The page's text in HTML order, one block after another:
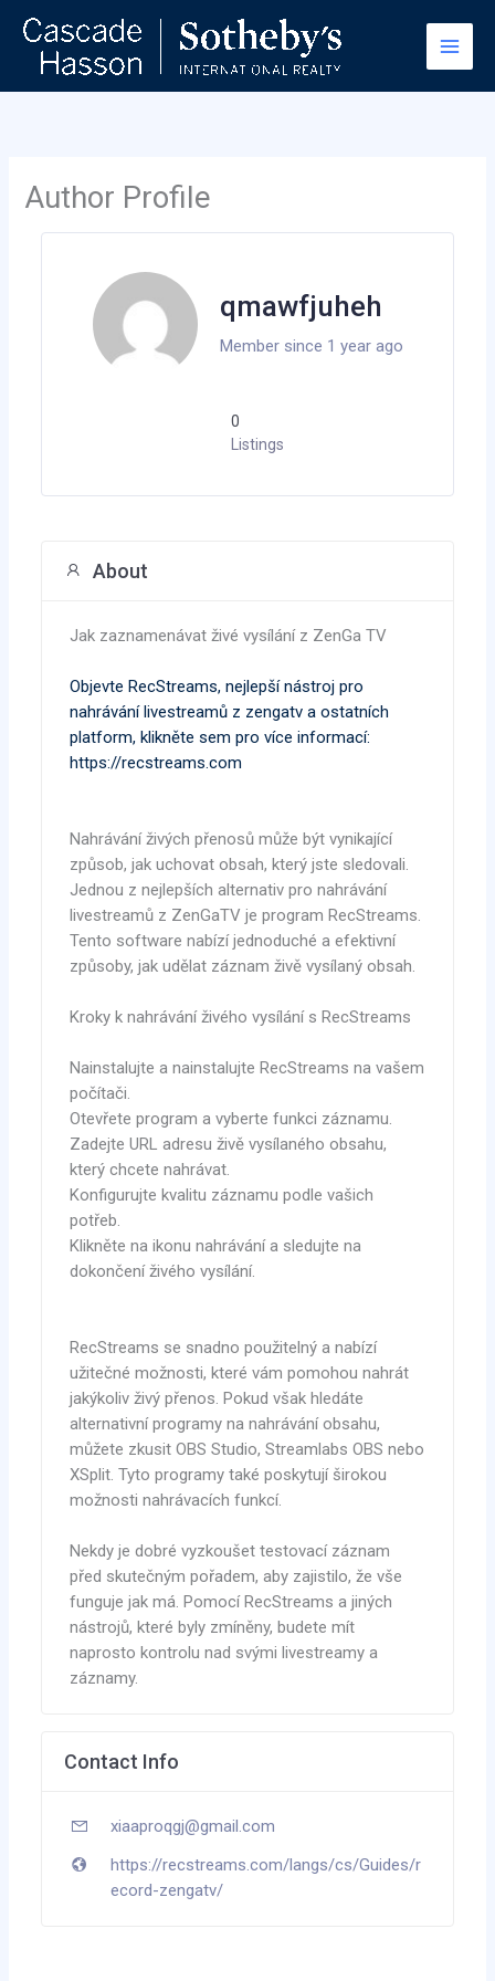
content
Author Profile
qmawfjuheh
Member since 1 year ago
0
Listings
About
Jak zaznamenávat živé vysílání z ZenGa TV
Objevte RecStreams, nejlepší nástroj pro
nahrávání livestreamů z zengatv a ostatních
platform, klikněte sem pro více informací:
https://recstreams.com
Nahrávání živých přenosů může být vynikající
způsob, jak uchovat obsah, který jste sledovali.
Jednou z nejlepších alternativ pro nahrávání
livestreamů z ZenGaTV je program RecStreams.
Tento software nabízí jednoduché a efektivní
způsoby, jak udělat záznam živě vysílaný obsah.
Kroky k nahrávání živého vysílání s RecStreams
Nainstalujte a nainstalujte RecStreams na vašem
počítači.
Otevřete program a vyberte funkci záznamu.
Zadejte URL adresu živě vysílaného obsahu,
který chcete nahrávat.
Konfigurujte kvalitu záznamu podle vašich
potřeb.
Klikněte na ikonu nahrávání a sledujte na
dokončení živého vysílání.
RecStreams se snadno použitelný a nabízí
užitečné možnosti, které vám pomohou nahrát
jakýkoliv živý přenos. Pokud však hledáte
alternativní programy na nahrávání obsahu,
můžete zkusit OBS Studio, Streamlabs OBS nebo
XSplit. Tyto programy také poskytují širokou
možnosti nahrávacích funkcí.
Nekdy je dobré vyzkoušet testovací záznam
před skutečným pořadem, aby zajistilo, že vše
funguje jak má. Pomocí RecStreams a jiných
nástrojů, které byly zmíněny, budete mít
naprosto kontrolu nad svými livestreamy a
záznamy.
Contact Info
xiaaproqgj@gmail.com
https://recstreams.com/langs/cs/Guides/r
ecord-zengatv/